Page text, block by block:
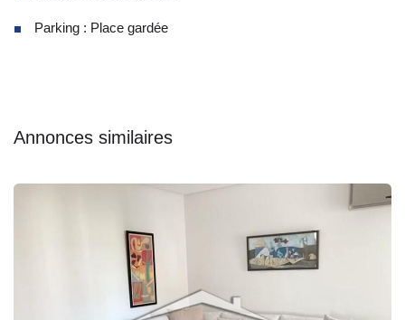
Parking : Place gardée
Annonces similaires